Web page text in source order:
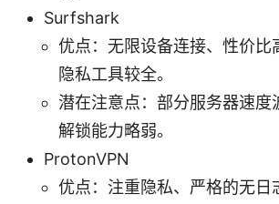
Surfshark
优点：无限设备连接、性价比
隐私工具较全。
潜在注意点：部分服务器速度
解锁能力略弱。
ProtonVPN
优点：注重隐私、严格的无日